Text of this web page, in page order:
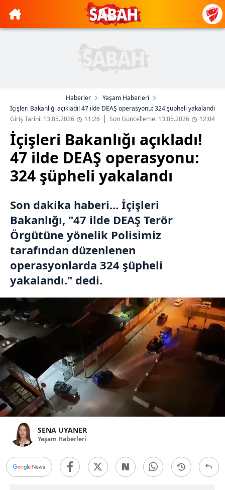
Haberler
Yaşam Haberleri
İçişleri Bakanlığı açıkladı! 47 ilde DEAŞ operasyonu: 324 şüpheli yakalandı
Giriş Tarihi: 13.05.2026
11:26 Son Güncelleme: 13.05.2026 12:04
İçişleri Bakanlığı açıkladı!
47 ilde DEAŞ operasyonu:
324 şüpheli yakalandı
Son dakika haberi... İçişleri
Bakanlığı, "47 ilde DEAŞ Terör
Örgütüne yönelik Polisimiz
tarafından düzenlenen
operasyonlarda 324 şüpheli
yakalandı." dedi.
SENA UYANER
Yaşam Haberleri